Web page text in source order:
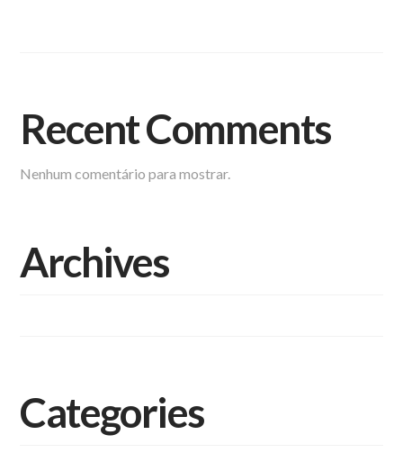
Recent Comments
Nenhum comentário para mostrar.
Archives
Categories